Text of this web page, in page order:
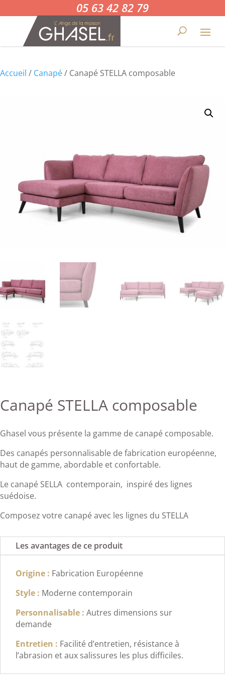
05 63 42 82 79
Accueil / Canapé/ Canapé STELLA composable
Canapé STELLA composable
Ghasel vous présente la gamme de canapé composable.
Des canapés personnalisable de fabrication européenne,
haut de gamme, abordable et confortable.
Le canapé SELLA contemporain, inspiré des lignes
suédoise.
Composez votre canapé avec les lignes du STELLA
Les avantages de ce produit
Origine : Fabrication Européenne
Style : Moderne contemporain
Personnalisable : Autres dimensions sur
demande
Entretien : Facilité d’entretien, résistance à
l’abrasion et aux salissures les plus difficiles.